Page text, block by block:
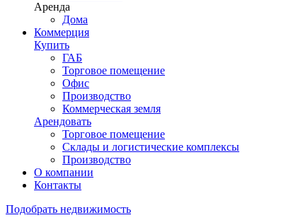
Аренда
Дома
Коммерция
Купить
ГАБ
Торговое помещение
Офис
Производство
Коммерческая земля
Арендовать
Торговое помещение
Склады и логистические комплексы
Производство
О компании
Контакты
Подобрать недвижимость